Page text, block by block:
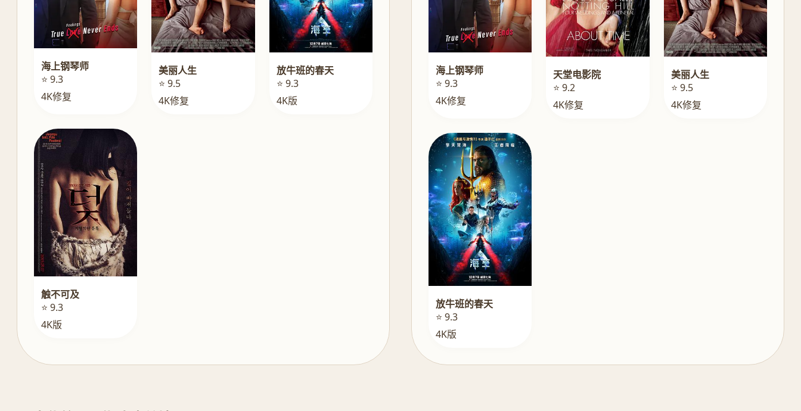
海上钢琴师
⭐ 9.3
4K修复
美丽人生
⭐ 9.5
4K修复
放牛班的春天
⭐ 9.3
4K版
触不可及
⭐ 9.3
4K版
海上钢琴师
⭐ 9.3
4K修复
天堂电影院
⭐ 9.2
4K修复
美丽人生
⭐ 9.5
4K修复
放牛班的春天
⭐ 9.3
4K版